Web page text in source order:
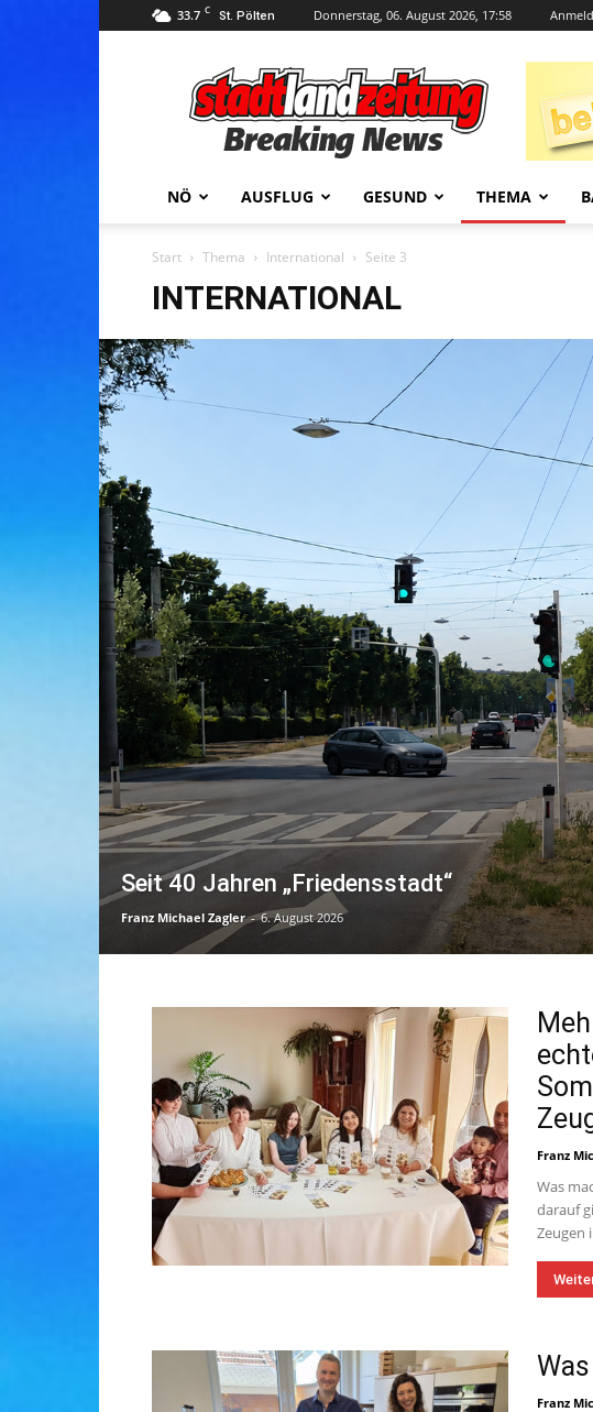
33.7 C St. Pölten Donnerstag, 06. August 2026, 17:58
stadtlandzeitung
NÖ AUSFLUG GESUND THEMA
Start Thema International Seite 3
INTERNATIONAL
Seit 40 Jahren „Friedensstadt“
Franz Michael Zagler - 6. August 2026
Franz
Was
darauf
Zeugen
Franz